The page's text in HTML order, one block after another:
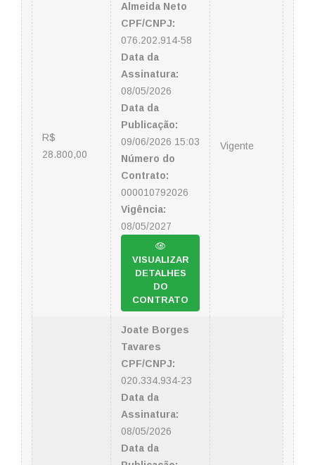
R$
28.800,00
Almeida Neto
CPF/CNPJ:
076.202.914-58
Data da
Assinatura:
08/05/2026
Data da
Publicação:
09/06/2026 15:03
Número do
Contrato:
000010792026
Vigência:
08/05/2027
VISUALIZAR
DETALHES
DO
CONTRATO
Vigente
Joate Borges
Tavares
CPF/CNPJ:
020.334.934-23
Data da
Assinatura:
08/05/2026
Data da